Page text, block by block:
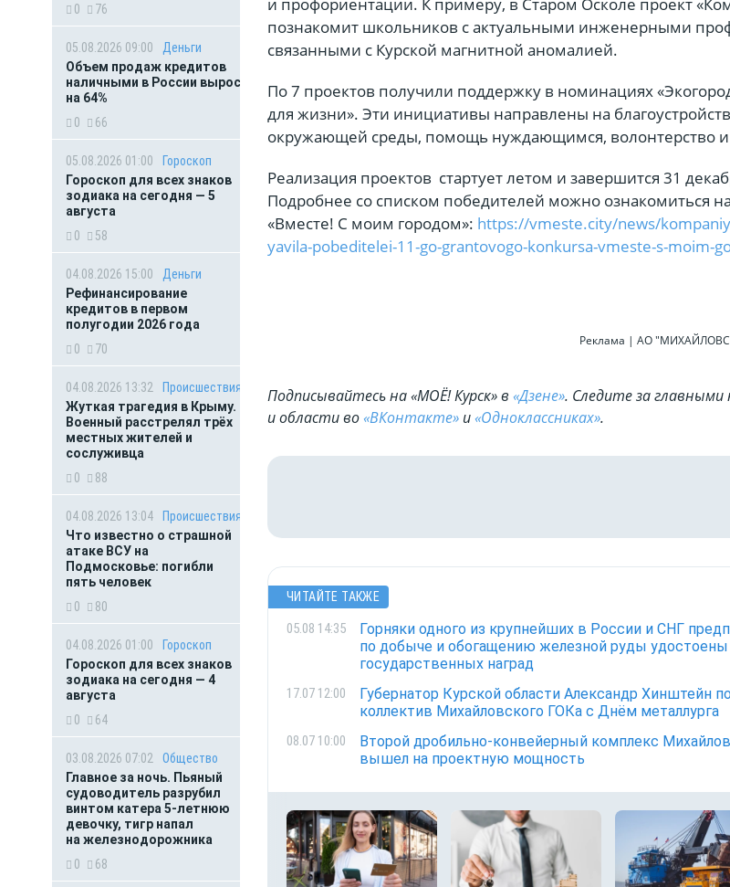
0
76
05.08.2026 09:00
Деньги
Объем продаж кредитов
наличными в России вырос
на 64%
0
66
05.08.2026 01:00
Гороскоп
Гороскоп для всех знаков
зодиака на сегодня — 5
августа
0
58
04.08.2026 15:00
Деньги
Рефинансирование
кредитов в первом
полугодии 2026 года
0
70
04.08.2026 13:32
Происшествия
Жуткая трагедия в Крыму.
Военный расстрелял трёх
местных жителей и
сослуживца
0
88
04.08.2026 13:04
Происшествия
Что известно о страшной
атаке ВСУ на
Подмосковье: погибли
пять человек
0
80
04.08.2026 01:00
Гороскоп
Гороскоп для всех знаков
зодиака на сегодня — 4
августа
0
64
03.08.2026 07:02
Общество
Главное за ночь. Пьяный
судоводитель разрубил
винтом катера 5-летнюю
девочку, тигр напал
на железнодорожника
0
68
познакомит школьников с актуальными инженерными
связанными с Курской магнитной аномалией.
По 7 проектов получили поддержку в номинациях
для жизни». Эти инициативы направлены на
окружающей среды, помощь нуждающимся, волонтерство и
Реализация проектов стартует летом и завершится 31
Подробнее со списком победителей можно ознакомиться
«Вместе! С моим городом»: https://vmeste.city/news/
yavila-pobeditelei-11-go-grantovogo-konkursa-vmeste-s-moim-
Реклама | АО
Подписывайтесь на «МОЁ! Курск» в «Дзене». Cледите за главными
и области во«ВКонтакте» и«Одноклассниках».
ЧИТАЙТЕ ТАКЖЕ
05.08 14:35
Горняки одного из крупнейших в России и СНГ
по добыче и обогащению железной руды удостоены
государственных наград
17.07 12:00
Губернатор Курской области Александр Хинштейн
коллектив Михайловского ГОКа с Днём металлурга
08.07 10:00
Второй дробильно-конвейерный комплекс
вышел на проектную мощность